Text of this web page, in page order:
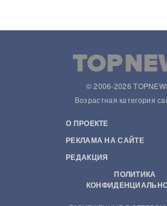
© 2006-2026
Возрастная категория
О ПРОЕКТЕ
РЕКЛАМА НА САЙТЕ
РЕДАКЦИЯ
ПОЛИТИКА